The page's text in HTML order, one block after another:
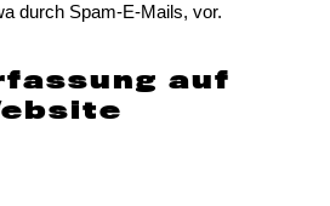
durch Spam-E-Mails, vor.
auf